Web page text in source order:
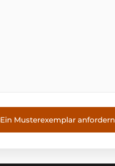
Ein Musterexemplar anfordern